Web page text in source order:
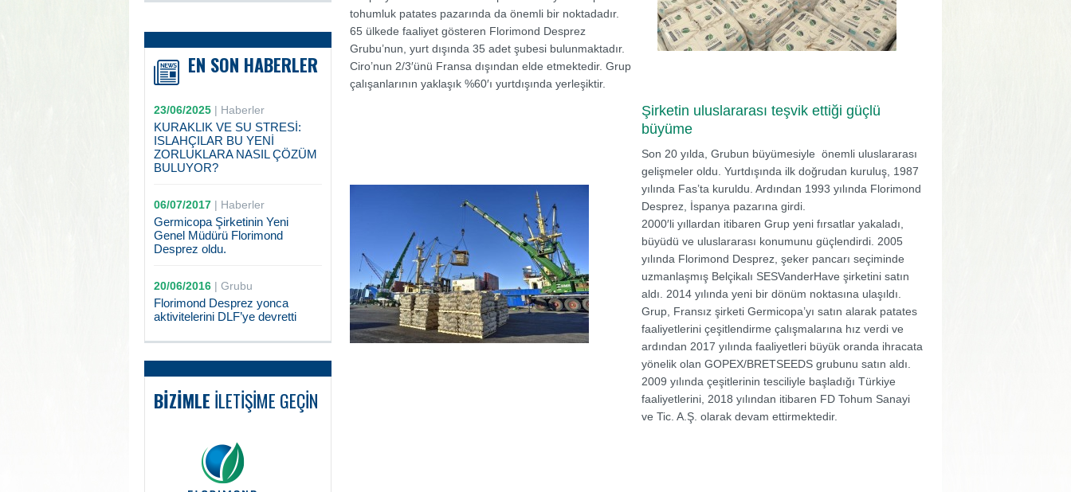
EN SON HABERLER
23/06/2025| Haberler
KURAKLIK VE SU STRESİ:
ISLAHÇILAR BU YENİ
ZORLUKLARA NASIL ÇÖZÜM
BULUYOR?
06/07/2017| Haberler
Germicopa Şirketinin Yeni
Genel Müdürü Florimond
Desprez oldu.
20/06/2016| Grubu
Florimond Desprez yonca
aktivitelerini DLF’ye devretti
BIZIMLE ILETIŞIME GEÇIN
tohumluk patates pazarında da önemli bir noktadadır.
65 ülkede faaliyet gösteren Florimond Desprez
Grubu’nun, yurt dışında 35 adet şubesi bulunmaktadır.
Ciro’nun 2/3′ünü Fransa dışından elde etmektedir. Grup
çalışanlarının yaklaşık %60′ı yurtdışında yerleşiktir.
Şirketin uluslararası teşvik ettiği güçlü
büyüme
Son 20 yılda, Grubun büyümesiyle önemli uluslararası
gelişmeler oldu. Yurtdışında ilk doğrudan kuruluş, 1987
yılında Fas’ta kuruldu. Ardından 1993 yılında Florimond
Desprez, İspanya pazarına girdi.
2000′li yıllardan itibaren Grup yeni fırsatlar yakaladı,
büyüdü ve uluslararası konumunu güçlendirdi. 2005
yılında Florimond Desprez, şeker pancarı seçiminde
uzmanlaşmış Belçikalı SESVanderHave şirketini satın
aldı. 2014 yılında yeni bir dönüm noktasına ulaşıldı.
Grup, Fransız şirketi Germicopa’yı satın alarak patates
faaliyetlerini çeşitlendirme çalışmalarına hız verdi ve
ardından 2017 yılında faaliyetleri büyük oranda ihracata
yönelik olan GOPEX/BRETSEEDS grubunu satın aldı.
2009 yılında çeşitlerinin tesciliyle başladığı Türkiye
faaliyetlerini, 2018 yılından itibaren FD Tohum Sanayi
ve Tic. A.Ş. olarak devam ettirmektedir.